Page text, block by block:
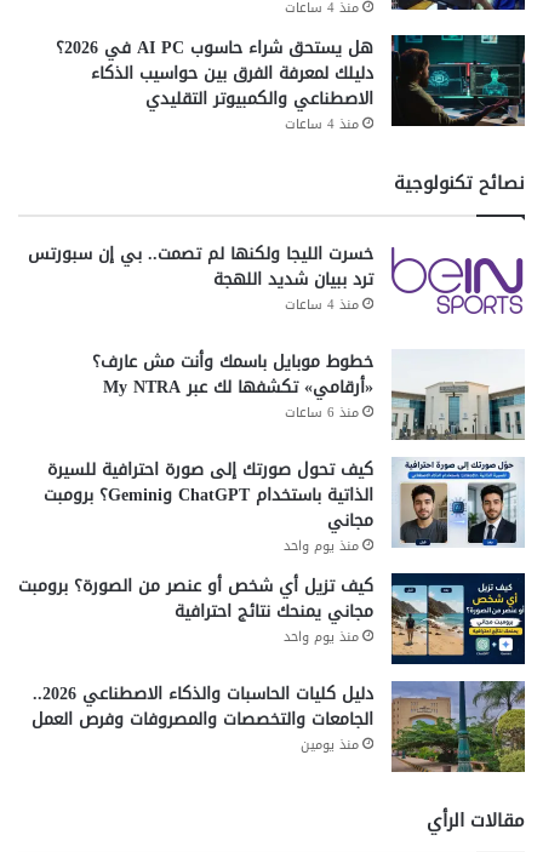
منذ 4 ساعات
هل يستحق شراء حاسوب AI PC في 2026؟
دليلك لمعرفة الفرق بين حواسيب الذكاء
الاصطناعي والكمبيوتر التقليدي
منذ 4 ساعات
نصائح تكنولوجية
خسرت الليجا ولكنها لم تصمت.. بي إن سبورتس
ترد ببيان شديد اللهجة
منذ 4 ساعات
خطوط موبايل باسمك وأنت مش عارف؟
«أرقامي» تكشفها لك عبر My NTRA
منذ 6 ساعات
كيف تحول صورتك إلى صورة احترافية للسيرة
الذاتية باستخدام ChatGPT وGemini؟ برومبت
مجاني
منذ يوم واحد
كيف تزيل أي شخص أو عنصر من الصورة؟ برومبت
مجاني يمنحك نتائج احترافية
منذ يوم واحد
دليل كليات الحاسبات والذكاء الاصطناعي 2026..
الجامعات والتخصصات والمصروفات وفرص العمل
منذ يومين
مقالات الرأي